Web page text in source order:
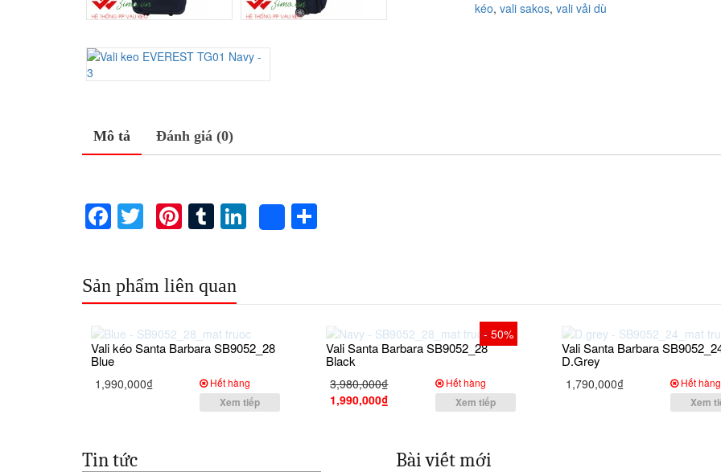
kéo, vali sakos, vali vải dù
Mô tả Đánh giá (0)
Facebook
TwitterPinterest
TumblrLinkedIn
Share
Sản phẩm liên quan
Vali kéo Santa Barbara SB9052_28
Blue
1,990,000₫ Hết hàng
Xem tiếp
- 50%
Vali Santa Barbara SB9052_28
Black
3,980,000₫
1,990,000₫
Hết hàng
Xem tiếp
Vali Santa Barbara
D.Grey
1,790,000₫ Hết hàng
Xem
Tin tức Bài viết mới